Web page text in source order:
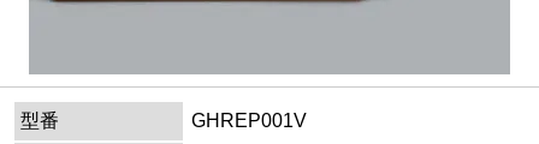
型番
GHREP001V